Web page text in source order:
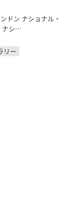
ドン ナショナル・
ナシ…
リー